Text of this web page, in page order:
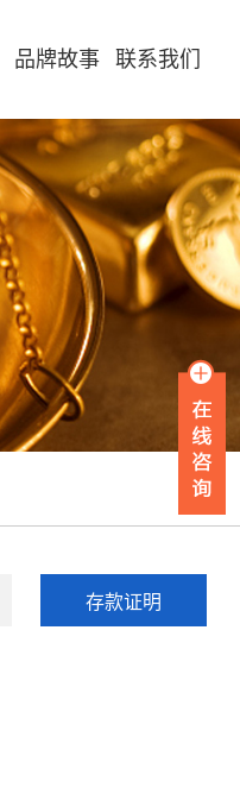
品牌故事 联系我们
存款证明